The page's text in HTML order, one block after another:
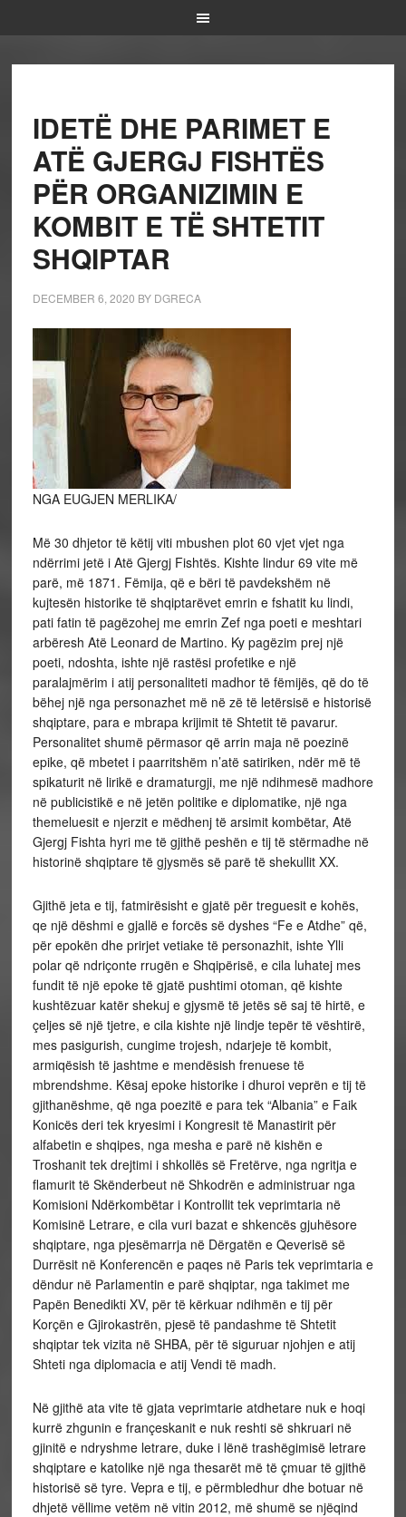
IDETË DHE PARIMET E
ATË GJERGJ FISHTËS
PËR ORGANIZIMIN E
KOMBIT E TË SHTETIT
SHQIPTAR
DECEMBER 6, 2020 BY DGRECA
NGA EUGJEN MERLIKA/
Më 30 dhjetor të këtij viti mbushen plot 60 vjet vjet nga
ndërrimi jetë i Atë Gjergj Fishtës. Kishte lindur 69 vite më
parë, më 1871. Fëmija, që e bëri të pavdekshëm në
kujtesën historike të shqiptarëvet emrin e fshatit ku lindi,
pati fatin të pagëzohej me emrin Zef nga poeti e meshtari
arbëresh Atë Leonard de Martino. Ky pagëzim prej një
poeti, ndoshta, ishte një rastësi profetike e një
paralajmërim i atij personaliteti madhor të fëmijës, që do të
bëhej një nga personazhet më në zë të letërsisë e historisë
shqiptare, para e mbrapa krijimit të Shtetit të pavarur.
Personalitet shumë përmasor që arrin maja në poezinë
epike, që mbetet i paarritshëm n’atë satiriken, ndër më të
spikaturit në lirikë e dramaturgji, me një ndihmesë madhore
në publicistikë e në jetën politike e diplomatike, një nga
themeluesit e njerzit e mëdhenj të arsimit kombëtar, Atë
Gjergj Fishta hyri me të gjithë peshën e tij të stërmadhe në
historinë shqiptare të gjysmës së parë të shekullit XX.
Gjithë jeta e tij, fatmirësisht e gjatë për treguesit e kohës,
qe një dëshmi e gjallë e forcës së dyshes “Fe e Atdhe” që,
për epokën dhe prirjet vetiake të personazhit, ishte Ylli
polar që ndriçonte rrugën e Shqipërisë, e cila luhatej mes
fundit të një epoke të gjatë pushtimi otoman, që kishte
kushtëzuar katër shekuj e gjysmë të jetës së saj të hirtë, e
çeljes së një tjetre, e cila kishte një lindje tepër të vështirë,
mes pasigurish, cungime trojesh, ndarjeje të kombit,
armiqësish të jashtme e mendësish frenuese të
mbrendshme. Kësaj epoke historike i dhuroi veprën e tij të
gjithanëshme, që nga poezitë e para tek “Albania” e Faik
Konicës deri tek kryesimi i Kongresit të Manastirit për
alfabetin e shqipes, nga mesha e parë në kishën e
Troshanit tek drejtimi i shkollës së Fretërve, nga ngritja e
flamurit të Skënderbeut në Shkodrën e administruar nga
Komisioni Ndërkombëtar i Kontrollit tek veprimtaria në
Komisinë Letrare, e cila vuri bazat e shkencës gjuhësore
shqiptare, nga pjesëmarrja në Dërgatën e Qeverisë së
Durrësit në Konferencën e paqes në Paris tek veprimtaria e
dëndur në Parlamentin e parë shqiptar, nga takimet me
Papën Benedikti XV, për të kërkuar ndihmën e tij për
Korçën e Gjirokastrën, pjesë të pandashme të Shtetit
shqiptar tek vizita në SHBA, për të siguruar njohjen e atij
Shteti nga diplomacia e atij Vendi të madh.
Në gjithë ata vite të gjata veprimtarie atdhetare nuk e hoqi
kurrë zhgunin e françeskanit e nuk reshti së shkruari në
gjinitë e ndryshme letrare, duke i lënë trashëgimisë letrare
shqiptare e katolike një nga thesarët më të çmuar të gjithë
historisë së tyre. Vepra e tij, e përmbledhur dhe botuar në
dhjetë vëllime vetëm në vitin 2012, më shumë se njëqind